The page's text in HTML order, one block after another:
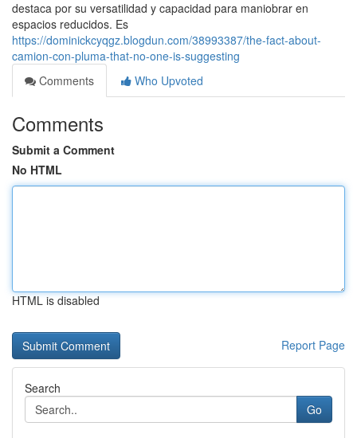
destaca por su versatilidad y capacidad para maniobrar en
espacios reducidos. Es
https://dominickcyqgz.blogdun.com/38993387/the-fact-about-
camion-con-pluma-that-no-one-is-suggesting
Comments
Who Upvoted
Comments
Submit a Comment
No HTML
HTML is disabled
Report Page
Search
Go